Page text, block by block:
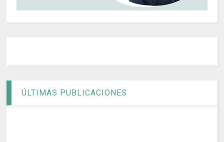
ÚLTIMAS PUBLICACIONES